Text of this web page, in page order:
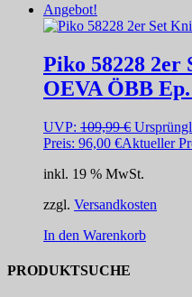
Angebot!
Piko 58228 2er
OEVA ÖBB
UVP: 109,99€
Preis: 96,00 €Aktueller
inkl. 19 % MwSt.
zzgl. Versandkosten
In den Warenkorb
PRODUKTSUCHE